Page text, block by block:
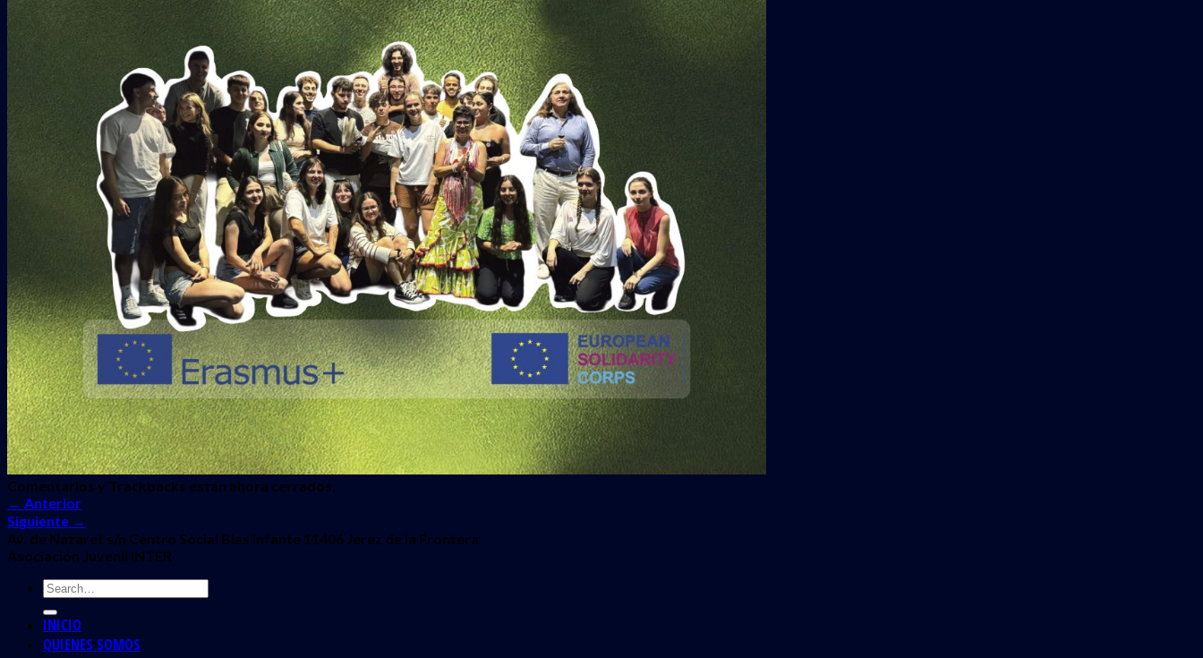
Comentarios y Trackbacks están ahora cerrados.
← Anterior
Siguiente →
Av. de Nazaret s/n Centro Social Blas Infante 11406 Jerez de la Frontera
Asociación Juvenil INTER
INICIO
QUIENES SOMOS